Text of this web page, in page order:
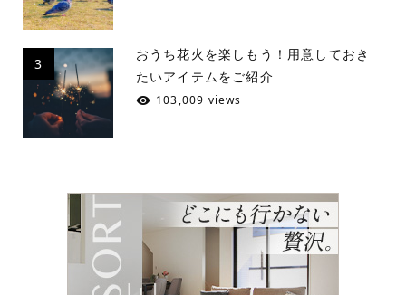
3
おうち花火を楽しもう！用意しておき
たいアイテムをご紹介
103,009 views